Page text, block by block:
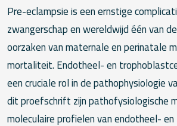
Pre-eclampsie is een ernstige
zwangerschap en wereldwijd één van
oorzaken van maternale en perinatale
mortaliteit. Endotheel- en
een cruciale rol in de pathophysiologie
dit proefschrift zijn pathofysiologische
moleculaire profielen van endotheel- en